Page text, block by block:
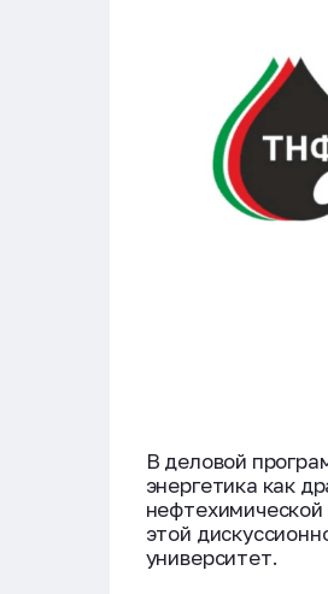
В деловой
энергетика как
этой
университет.